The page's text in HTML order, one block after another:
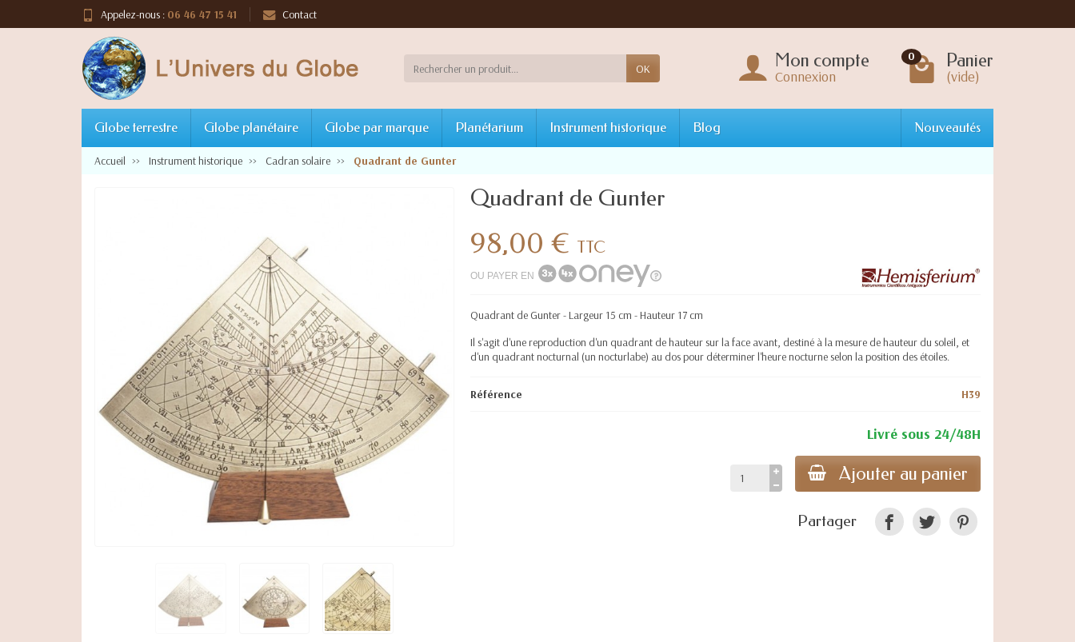
Appelez-nous : 06 46 47 15 41 Contact
OK Mon compte
Connexion
0 Panier
(vide)
Globe terrestre Globe planétaire Globe par marque Planétarium Instrument historique Blog Nouveautés
Accueil Instrument historique Cadran solaire Quadrant de Gunter
Quadrant de Gunter
98,00 € TTC
OU PAYER EN
Quadrant de Gunter - Largeur 15 cm - Hauteur 17 cm
Il s'agit d'une reproduction d'un quadrant de hauteur sur la face avant, destiné à la mesure de hauteur du soleil, et
d'un quadrant nocturnal (un nocturlabe) au dos pour déterminer l'heure nocturne selon la position des étoiles.
Référence H39
Livré sous 24/48H
Ajouter au panier
Partager